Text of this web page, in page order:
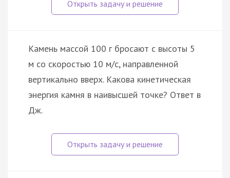
Камень массой 100 г бросают с высоты 5
м со скоростью 10 м/с, направленной
вертикально вверх. Какова кинетическая
энергия камня в наивысшей точке? Ответ в
Дж.